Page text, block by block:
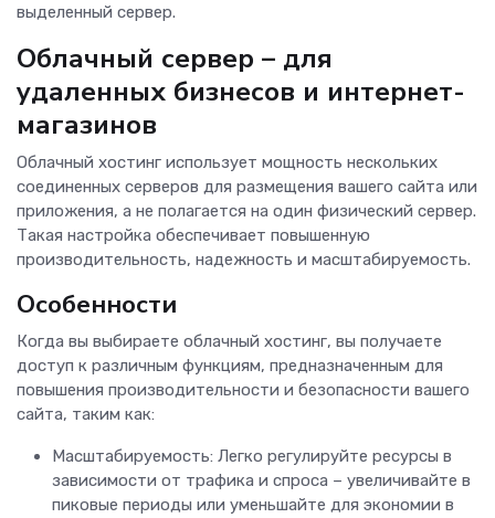
выделенный сервер.
Облачный сервер – для
удаленных бизнесов и интернет-
магазинов
Облачный хостинг использует мощность нескольких
соединенных серверов для размещения вашего сайта или
приложения, а не полагается на один физический сервер.
Такая настройка обеспечивает повышенную
производительность, надежность и масштабируемость.
Особенности
Когда вы выбираете облачный хостинг, вы получаете
доступ к различным функциям, предназначенным для
повышения производительности и безопасности вашего
сайта, таким как:
Масштабируемость: Легко регулируйте ресурсы в
зависимости от трафика и спроса – увеличивайте в
пиковые периоды или уменьшайте для экономии в